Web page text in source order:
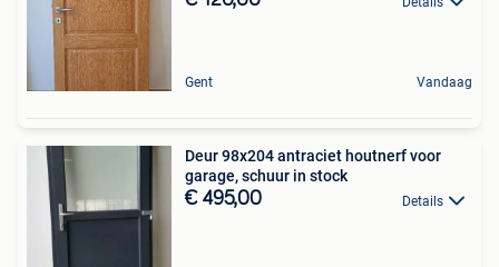
Gent Vandaag
Deur 98x204 antraciet houtnerf voor
garage, schuur in stock
€ 495,00 Details